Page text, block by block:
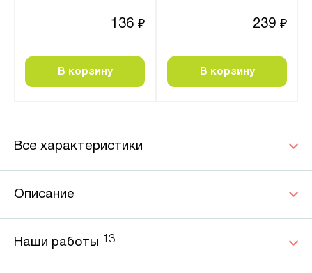
136 ₽
В корзину
239 ₽
В корзину
Все характеристики
Описание
Наши работы 13